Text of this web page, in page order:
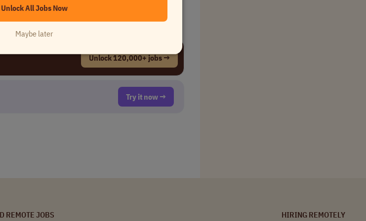
Unlock 120,000+ jobs →
Try it now →
Unlock All Jobs Now
Maybe later
REMOTE JOBS HIRING REMOTELY